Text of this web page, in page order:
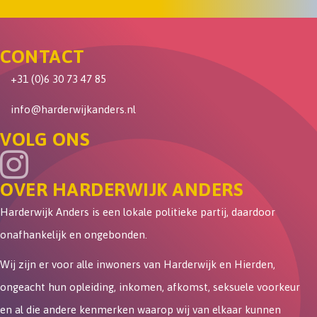
CONTACT
+31 (0)6 30 73 47 85
info@harderwijkanders.nl
VOLG ONS
OVER HARDERWIJK ANDERS
Harderwijk Anders is een lokale politieke partij, daardoor
onafhankelijk en ongebonden.
Wij zijn er voor alle inwoners van Harderwijk en Hierden,
ongeacht hun opleiding, inkomen, afkomst, seksuele voorkeur
en al die andere kenmerken waarop wij van elkaar kunnen